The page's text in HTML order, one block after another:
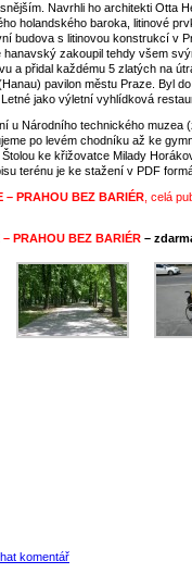
Navrhli ho architekti Otta
holandského baroka, litinové
budova s litinovou konstrukcí v
zakoupil tehdy všem
a přidal každému 5 zlatých na
pavilon městu Praze. Byl
jako výletní vyhlídková
u Národního technického muzea
po levém chodníku až ke
ke křižovatce Milady
terénu je ke stažení v PDF
– PRAHOU BEZ BARIÉR , celá
PRAHOU BEZ BARIÉR –
komentář